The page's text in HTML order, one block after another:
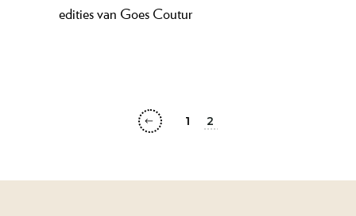
edities van Goes Coutur
Berichten
paginering
1 2